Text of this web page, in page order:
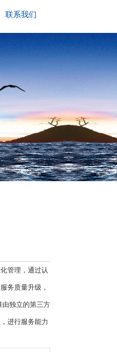
联系我们
管理，通过认
务质量升级，
独立的第三方
进行服务能力